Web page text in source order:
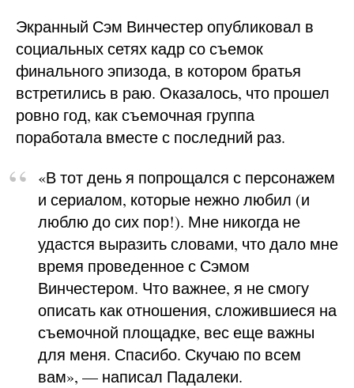
Экранный Сэм Винчестер опубликовал в
социальных сетях кадр со съемок
финального эпизода, в котором братья
встретились в раю. Оказалось, что прошел
ровно год, как съемочная группа
поработала вместе с последний раз.
«В тот день я попрощался с персонажем
и сериалом, которые нежно любил (и
люблю до сих пор!). Мне никогда не
удастся выразить словами, что дало мне
время проведенное с Сэмом
Винчестером. Что важнее, я не смогу
описать как отношения, сложившиеся на
съемочной площадке, вес еще важны
для меня. Спасибо. Скучаю по всем
вам», — написал Падалеки.